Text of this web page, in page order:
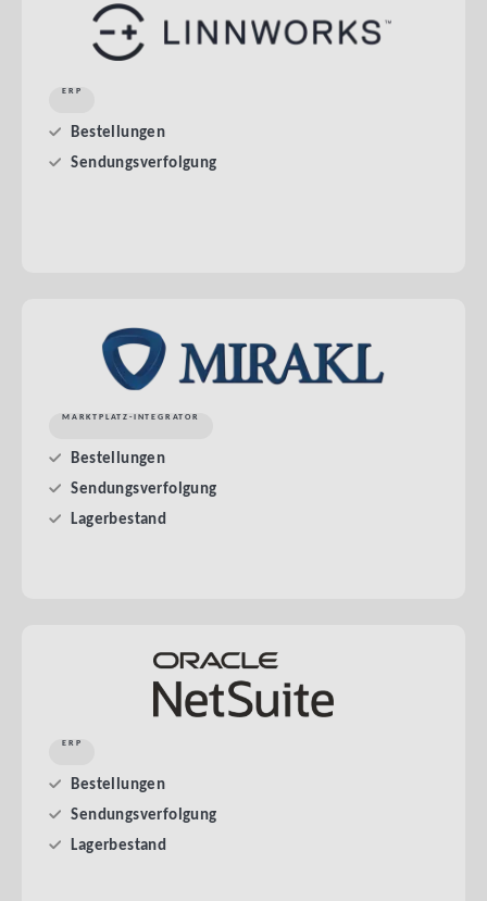
ERP
Bestellungen
Sendungsverfolgung
MARKTPLATZ-INTEGRATOR
Bestellungen
Sendungsverfolgung
Lagerbestand
ERP
Bestellungen
Sendungsverfolgung
Lagerbestand